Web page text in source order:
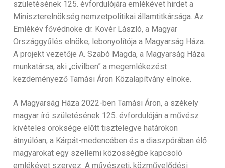
születésének 125. évfordulójára emlékévet hirdet a
Miniszterelnökség nemzetpolitikai államtitkársága. Az
Emlékév fővédnöke dr. Kövér László, a Magyar
Országgyűlés elnöke, lebonyolítója a Magyarság Háza.
A projekt vezetője A. Szabó Magda, a Magyarság Háza
munkatársa, aki „civilben” a megemlékezést
kezdeményező Tamási Áron Közalapítvány elnöke.
A Magyarság Háza 2022-ben Tamási Áron, a székely
magyar író születésének 125. évfordulóján a művész
kivételes öröksége előtt tisztelegve határokon
átnyúlóan, a Kárpát-medencében és a diaszpórában élő
magyarokat egy szellemi közösségbe kapcsoló
emlékévet szervez. A művészeti, közművelődési